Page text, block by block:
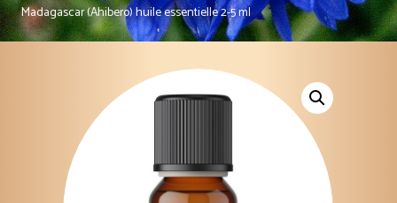
Madagascar (Ahibero) huile essentielle 2-5 ml